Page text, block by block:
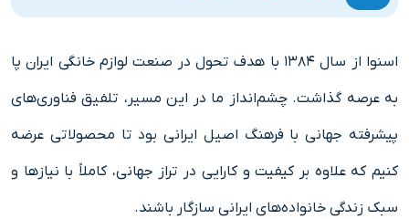
اسنوا از سال ۱۳۸۴ با هدف تحول در صنعت لوازم خانگی ایران پا
به عرصه گذاشت. چشم‌انداز ما در این مسیر، تلفیق فناوری‌های
پیشرفته جهانی با فرهنگ اصیل ایرانی بود تا محصولاتی عرضه
کنیم که علاوه بر کیفیت و کارایی در تراز جهانی، کاملاً با نیازها و
سبک زندگی خانواده‌های ایرانی سازگار باشند.